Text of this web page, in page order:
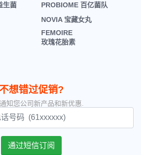
生菌
PROBIOME 百亿菌队
NOVIA 宝藏女丸
FEMOIRE
玫瑰花胎素
想错过促销?
知您公司新产品和新优惠.